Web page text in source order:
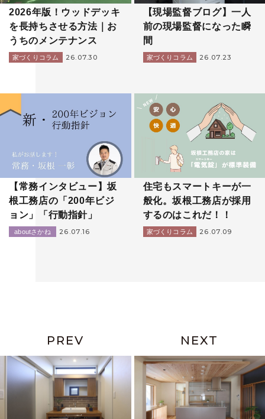
2026年版！ウッドデッキ
を長持ちさせる方法｜お
うちのメンテナンス
家づくりコラム 26.07.30
【現場監督ブログ】一人
前の現場監督になった瞬
間
家づくりコラム 26.07.23
【常務インタビュー】坂
根工務店の「200年ビジ
ョン」「行動指針」
aboutさかね 26.07.16
住宅もスマートキーが一
般化。坂根工務店が採用
するのはこれだ！！
家づくりコラム 26.07.09
PREV NEXT